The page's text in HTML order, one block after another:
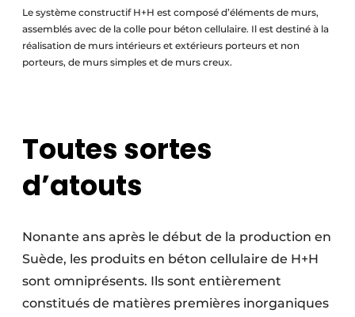
Le système constructif H+H est composé d’éléments de murs,
assemblés avec de la colle pour béton cellulaire. Il est destiné à la
réalisation de murs intérieurs et extérieurs porteurs et non
porteurs, de murs simples et de murs creux.
Toutes sortes
d’atouts
Nonante ans après le début de la production en
Suède, les produits en béton cellulaire de H+H
sont omniprésents. Ils sont entièrement
constitués de matières premières inorganiques